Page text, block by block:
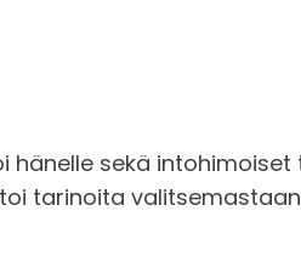
hänelle sekä
tarinoita